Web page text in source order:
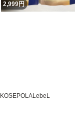
2,999円
KOSEPOLALebeL